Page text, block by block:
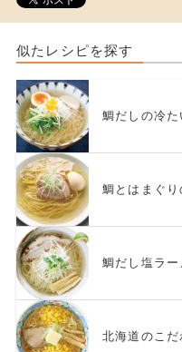
似たレシピを探す
鯛だしの冷
鯛とはまぐ
鯛だし塩ラー
北海道のこ